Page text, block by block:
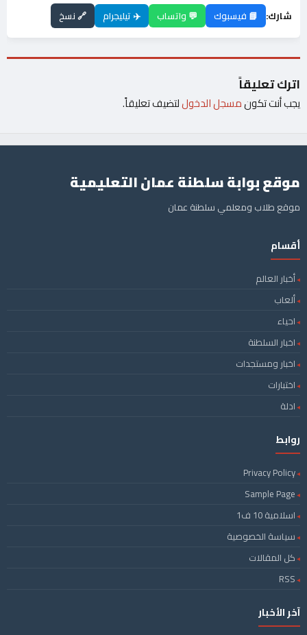
شارك: 📘 فيسبوك 💬 واتساب ✈️ تيليجرام 🔗 نسخ
اترك تعليقاً
يجب أنت تكونمسجل الدخوللتضيف تعليقاً.
موقع بوابة سلطنة عمان التعليمية
موقع طلاب ومعلمي سلطنة عمان
أقسام
أخبار العالم
ألعاب
احياء
اخبار السلطنة
اخبار ومستجدات
اختبارات
ادلة
روابط
Privacy Policy
Sample Page
اسلامية 10 ف1
سياسة الخصوصية
كل المقالات
RSS
آخر الأخبار